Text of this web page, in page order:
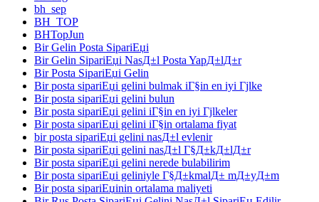
bh_sep
BH_TOP
BHTopJun
Bir Gelin Posta SipariЕџi
Bir Gelin SipariЕџi NasД±l Posta YapД±lД±r
Bir Posta SipariЕџi Gelin
Bir posta sipariЕџi gelini bulmak iГ§in en iyi Гјlke
Bir posta sipariЕџi gelini bulun
Bir posta sipariЕџi gelini iГ§in en iyi Гјlkeler
Bir posta sipariЕџi gelini iГ§in ortalama fiyat
bir posta sipariЕџi gelini nasД±l evlenir
Bir posta sipariЕџi gelini nasД±l Г§Д±kД±lД±r
Bir posta sipariЕџi gelini nerede bulabilirim
Bir posta sipariЕџi geliniyle Г§Д±kmalД± mД±yД±m
Bir posta sipariЕџinin ortalama maliyeti